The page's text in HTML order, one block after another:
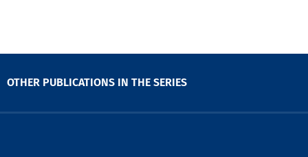
OTHER PUBLICATIONS IN THE SERIES